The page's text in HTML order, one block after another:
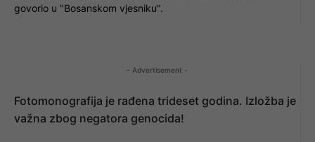
govorio u "Bosanskom vjesniku".
- Advertisement -
Fotomonografija je rađena trideset godina. Izložba je
važna zbog negatora genocida!